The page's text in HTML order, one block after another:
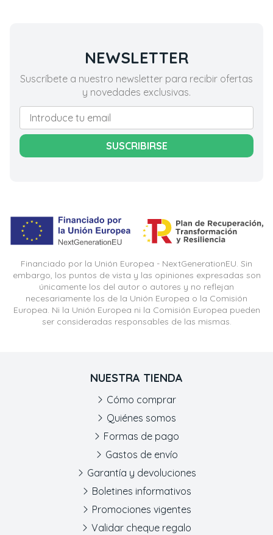
NEWSLETTER
Suscríbete a nuestro newsletter para recibir ofertas
y novedades exclusivas.
SUSCRIBIRSE
Financiado por la Unión Europea - NextGenerationEU. Sin
embargo, los puntos de vista y las opiniones expresadas son
únicamente los del autor o autores y no reflejan
necesariamente los de la Unión Europea o la Comisión
Europea. Ni la Unión Europea ni la Comisión Europea pueden
ser consideradas responsables de las mismas.
NUESTRA TIENDA
Cómo comprar
Quiénes somos
Formas de pago
Gastos de envío
Garantía y devoluciones
Boletines informativos
Promociones vigentes
Validar cheque regalo